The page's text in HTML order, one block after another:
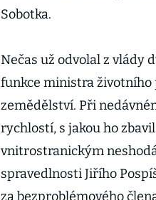
Sobotka.
Nečas už odvolal z vlády
funkce ministra
zemědělství. Při
rychlostí, s jakou ho
vnitrostranickým
spravedlnosti Jiřího
za bezproblémového